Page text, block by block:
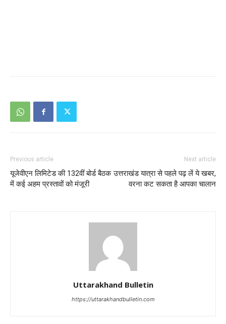
Previous article
यूजेवीएन लिमिटेड की 132वीं बोर्ड बैठक
में कई अहम प्रस्तावों को मंजूरी
Next article
उत्तराखंड यात्रा से पहले पढ़ लें ये खबर,
वरना कट सकता है आपका चालान
Uttarakhand Bulletin
https://uttarakhandbulletin.com